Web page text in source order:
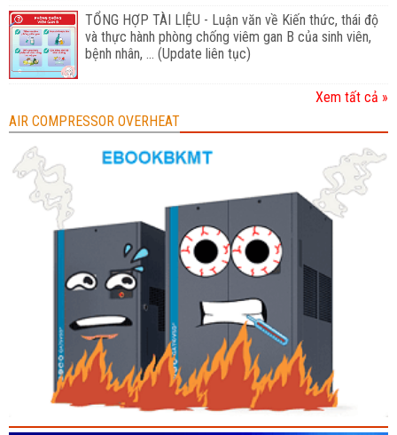
TỔNG HỢP TÀI LIỆU - Luận văn về Kiến thức, thái độ
và thực hành phòng chống viêm gan B của sinh viên,
bệnh nhân, ... (Update liên tục)
Xem tất cả »
AIR COMPRESSOR OVERHEAT